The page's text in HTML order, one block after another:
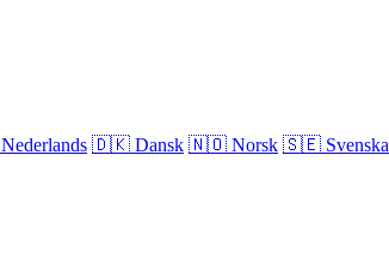
Nederlands 🇩🇰 Dansk 🇳🇴 Norsk 🇸🇪 Svenska